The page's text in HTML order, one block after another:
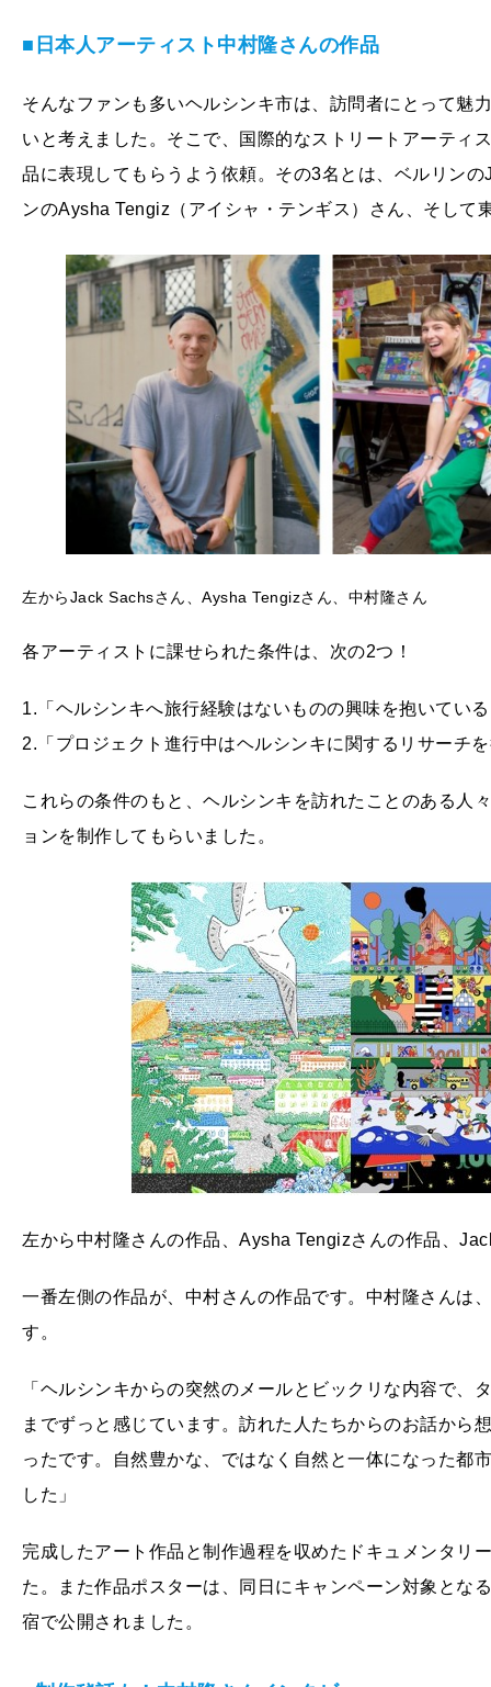
■日本人アーティスト中村隆さんの作品
そんなファンも多いヘルシンキ市は、訪問者にとって魅
いと考えました。そこで、国際的なストリートアーティ
品に表現してもらうよう依頼。その3名とは、ベルリン
ンのAysha Tengiz（アイシャ・テンギス）さん、そして
左からJack Sachsさん、Aysha Tengizさん、中村隆さん
各アーティストに課せられた条件は、次の2つ！
1.「ヘルシンキへ旅行経験はないものの興味を抱いてい
2.「プロジェクト進行中はヘルシンキに関するリサーチ
これらの条件のもと、ヘルシンキを訪れたことのある人
ョンを制作してもらいました。
左から中村隆さんの作品、Aysha Tengizさんの作品、
一番左側の作品が、中村さんの作品です。中村隆さんは
す。
「ヘルシンキからの突然のメールとビックリな内容で
までずっと感じています。訪れた人たちからのお話から
ったです。自然豊かな、ではなく自然と一体になった都
した」
完成したアート作品と制作過程を収めたドキュメンタリ
た。また作品ポスターは、同日にキャンペーン対象とな
宿で公開されました。